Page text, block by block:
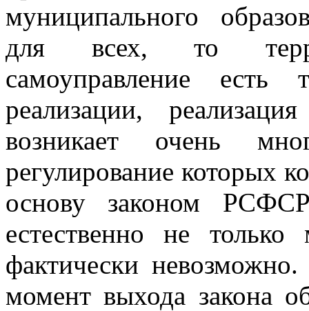
муниципального
для всех, то
самоуправление есть
реализации,
возникает очень
регулирование которых
основу законом
естественно не
фактически
момент выхода закона